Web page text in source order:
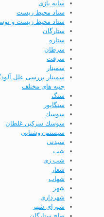
سایه بازی
ستاد محيط زيست
ستاد محيط زيست و
ستارگان
ستاره
سرطان
سرقت
سمینار
سمینار بررسی علل
جنبه­ های مختلف
سنگ
سنگاپور
سوسك
سوسك سركين غلطان
سيستم روشنايي
سیدنی
شب
شب زی
شعار
شهاب
شهر
شهرداری
شورای شهر